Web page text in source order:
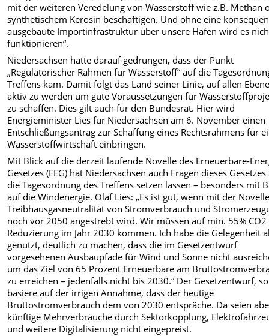
mit der weiteren Veredelung von Wasserstoff wie z.B. Methan
synthetischem Kerosin beschäftigen. Und ohne eine
ausgebaute Importinfrastruktur über unsere Häfen wird es
funktionieren“.
Niedersachsen hatte darauf gedrungen, dass der Punkt
„Regulatorischer Rahmen für Wasserstoff“ auf die
Treffens kam. Damit folgt das Land seiner Linie, auf allen
aktiv zu werden um gute Voraussetzungen für
zu schaffen. Dies gilt auch für den Bundesrat. Hier wird
Energieminister Lies für Niedersachsen am 6. November einen
Entschließungsantrag zur Schaffung eines Rechtsrahmens für
Wasserstoffwirtschaft einbringen.
Mit Blick auf die derzeit laufende Novelle des Erneuerbare-
Gesetzes (EEG) hat Niedersachsen auch Fragen dieses
die Tagesordnung des Treffens setzen lassen – besonders mit
auf die Windenergie. Olaf Lies: „Es ist gut, wenn mit der
Treibhausgasneutralität von Stromverbrauch und
noch vor 2050 angestrebt wird. Wir müssen auf min. 55% CO2
Reduzierung im Jahr 2030 kommen. Ich habe die Gelegenheit
genutzt, deutlich zu machen, dass die im Gesetzentwurf
vorgesehenen Ausbaupfade für Wind und Sonne nicht
um das Ziel von 65 Prozent Erneuerbare am
zu erreichen – jedenfalls nicht bis 2030.“ Der Gesetzentwurf,
basiere auf der irrigen Annahme, dass der heutige
Bruttostromverbrauch dem von 2030 entspräche. Da seien
künftige Mehrverbräuche durch Sektorkopplung,
und weitere Digitalisierung nicht eingepreist.